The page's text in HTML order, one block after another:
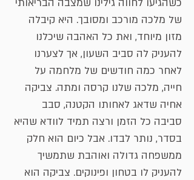
של מלכה מורכב ומסובך. היא קיבלה
מזון מיוחד, ואת כל האהבה שיכלנו
להעניק לה סביב השעון, אך לצערנו
לאחר כמה חודשים של מלחמה על
חייה, מלכה שלנו קרסה ומתה. צביקה
אחיה שדאג לאחותו הקטנה, סבב
סביבה כל הזמן ורצה תמיד לוודא שהיא
בסדר, נותר לבדו. אבל כיום הוא חלק
ממשפחה גדולה ואוהבת שתמשיך
להעניק לו בטחון ופינוקים. צביקה הוא